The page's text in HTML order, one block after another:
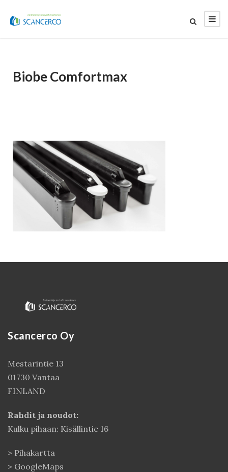
Biobe Comfortmax
Scancerco Oy
Mestarintie 13
01730 Vantaa
FINLAND
Rahdit ja noudot:
Kulku pihaan: Kisällintie 16
> Pihakartta
> GoogleMaps